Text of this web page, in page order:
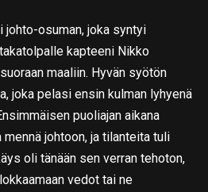
osuman, joka syntyi
kapteeni Nikko
maaliin. Hyvän syötön
joka pelasi ensin kulman lyhyenä
puoliajan aikana
johtoon, ja tilanteita tuli
oli tänään sen verran tehoton,
vedot tai ne